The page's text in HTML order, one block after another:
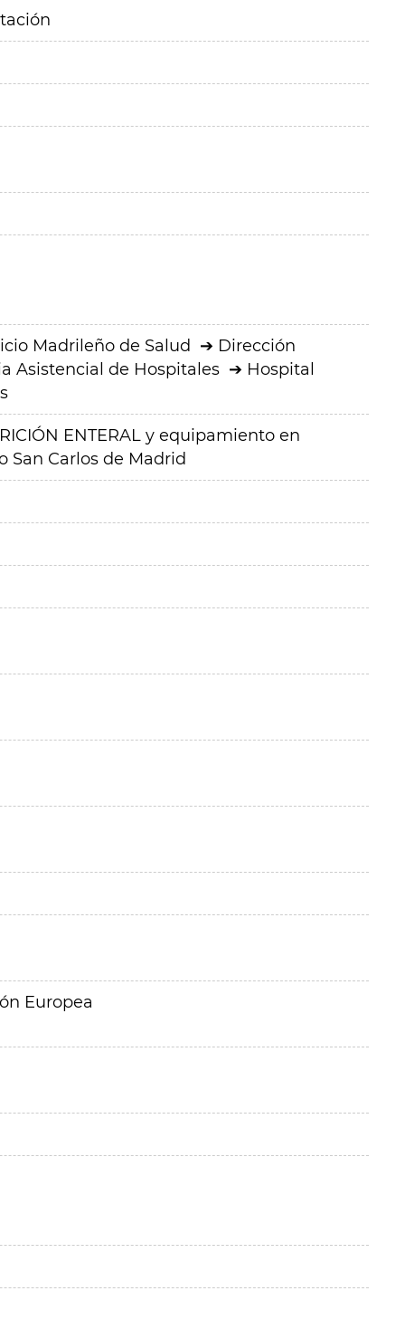
Madrileño de Salud
Dirección
Asistencial de Hospitales
Hospital
ENTERAL y equipamiento en
San Carlos de Madrid
Europea